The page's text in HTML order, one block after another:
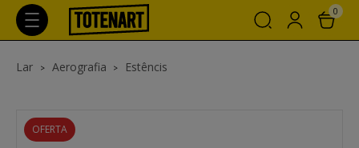
0
Lar Aerografia Estêncis
OFERTA